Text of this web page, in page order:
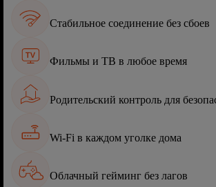
Стабильное соединение без сбоев
Фильмы и ТВ в любое время
Родительский контроль для
Wi-Fi в каждом уголке дома
Облачный гейминг без лагов